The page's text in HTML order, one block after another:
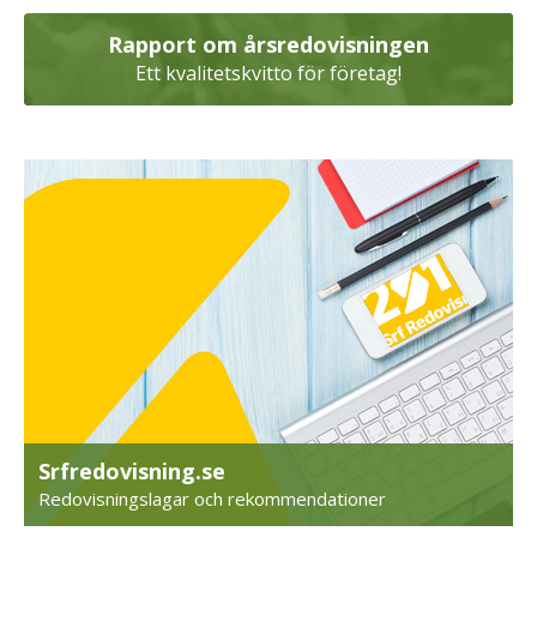
Rapport om årsredovisningen
Ett kvalitetskvitto för företag!
Srfredovisning.se
Redovisningslagar och rekommendationer